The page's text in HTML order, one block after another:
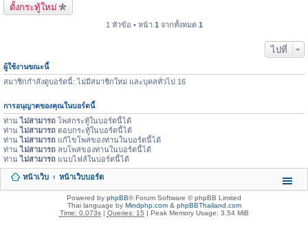
ตั้งกระทู้ใหม่
1 หัวข้อ • หน้า 1 จากทั้งหมด 1
ไปที่
ผู้ใช้งานขณะนี้
สมาชิกกำลังดูบอร์ดนี้: ไม่มีสมาชิกใหม่ และบุคลทั่วไป 16
การอนุญาตของคุณในบอร์ดนี้
ท่านไม่สามารถ โพสกระทู้ในบอร์ดนี้ได้
ท่านไม่สามารถ ตอบกระทู้ในบอร์ดนี้ได้
ท่านไม่สามารถ แก้ไขโพสของท่านในบอร์ดนี้ได้
ท่านไม่สามารถ ลบโพสของท่านในบอร์ดนี้ได้
ท่านไม่สามารถ แนบไฟล์ในบอร์ดนี้ได้
หน้าเว็บ หน้าเว็บบอร์ด
Powered by phpBB® Forum Software © phpBB Limited
Thai language by Mindphp.com& phpBBThailand.com
Time: 0.073s| Queries: 15 | Peak Memory Usage: 3.54 MiB